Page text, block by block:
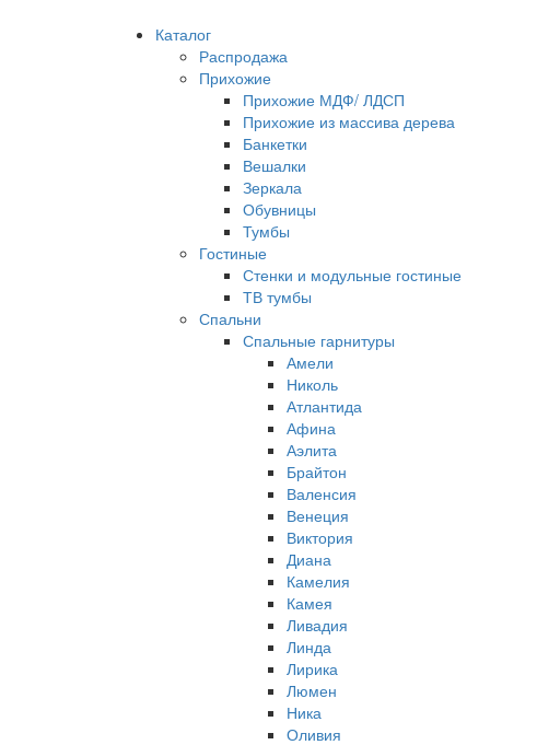
Каталог
Распродажа
Прихожие
Прихожие МДФ/ ЛДСП
Прихожие из массива дерева
Банкетки
Вешалки
Зеркала
Обувницы
Тумбы
Гостиные
Стенки и модульные гостиные
ТВ тумбы
Спальни
Спальные гарнитуры
Амели
Николь
Атлантида
Афина
Аэлита
Брайтон
Валенсия
Венеция
Виктория
Диана
Камелия
Камея
Ливадия
Линда
Лирика
Люмен
Ника
Оливия